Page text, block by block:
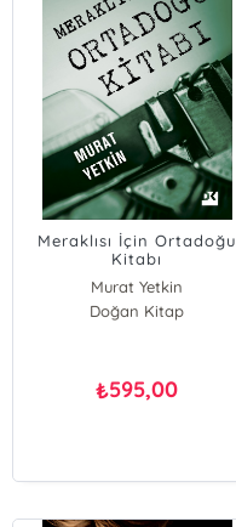
Meraklısı İçin Ortadoğu
Kitabı
Murat Yetkin
Doğan Kitap
₺595,00